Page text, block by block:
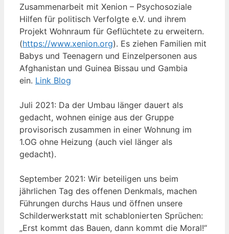
Zusammenarbeit mit Xenion – Psychosoziale
Hilfen für politisch Verfolgte e.V. und ihrem
Projekt Wohnraum für Geflüchtete zu erweitern.
(https://www.xenion.org). Es ziehen Familien mit
Babys und Teenagern und Einzelpersonen aus
Afghanistan und Guinea Bissau und Gambia
ein. Link Blog
Juli 2021: Da der Umbau länger dauert als
gedacht, wohnen einige aus der Gruppe
provisorisch zusammen in einer Wohnung im
1.OG ohne Heizung (auch viel länger als
gedacht).
September 2021: Wir beteiligen uns beim
jährlichen Tag des offenen Denkmals, machen
Führungen durchs Haus und öffnen unsere
Schilderwerkstatt mit schablonierten Sprüchen:
„Erst kommt das Bauen, dann kommt die Moral!“